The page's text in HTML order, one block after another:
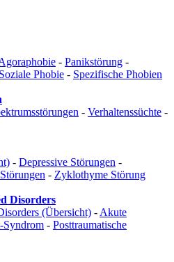
- Panikstörung -
Soziale Phobie - Spezifische Phobien
- Verhaltenssüchte -
- Depressive Störungen -
- Zyklothyme Störung
Disorders
(Übersicht) - Akute
Syndrom - Posttraumatische